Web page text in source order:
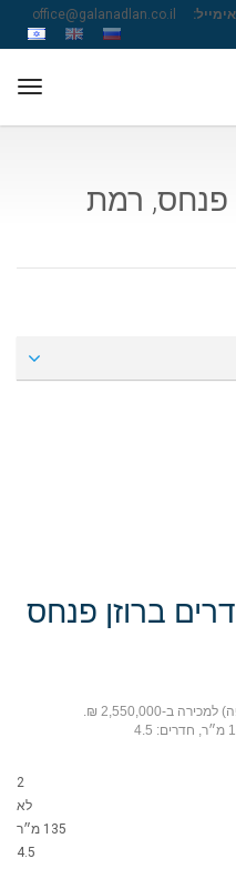
אימייל:
office@galanadlan.co.il
פנחס, רמת
דירה 4.5 חדרים ברוזן פנחס (רמת גולדה, חיפה) למכירה ב-2,550,000 ₪.
2
לא
135 מ״ר
4.5